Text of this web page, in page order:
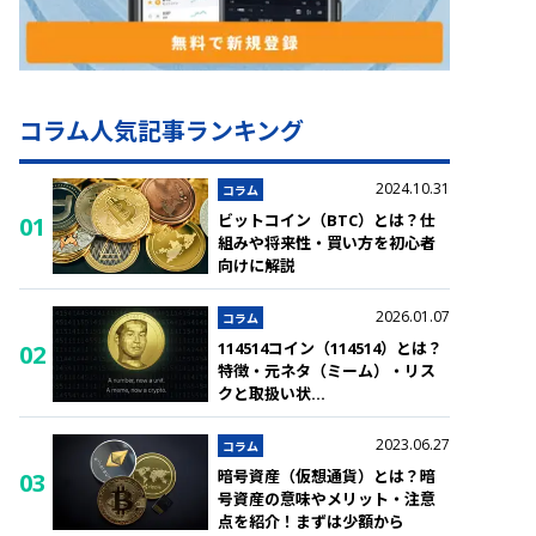
コラム人気記事ランキング
01
コラム 2024.10.31
ビットコイン（BTC）とは？仕
組みや将来性・買い方を初心者
向けに解説
02
コラム 2026.01.07
114514コイン（114514）とは？
特徴・元ネタ（ミーム）・リス
クと取扱い状...
03
コラム 2023.06.27
暗号資産（仮想通貨）とは？暗
号資産の意味やメリット・注意
点を紹介！まずは少額から